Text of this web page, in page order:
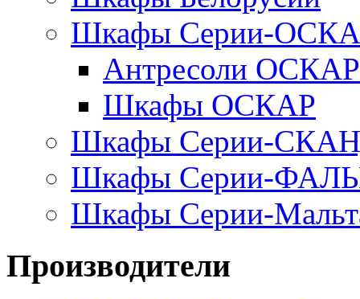
Шкафы Серии-
Антресоли ОСКАР
Шкафы ОСКАР
Шкафы Серии-
Шкафы Серии-
Шкафы Серии-
Производители